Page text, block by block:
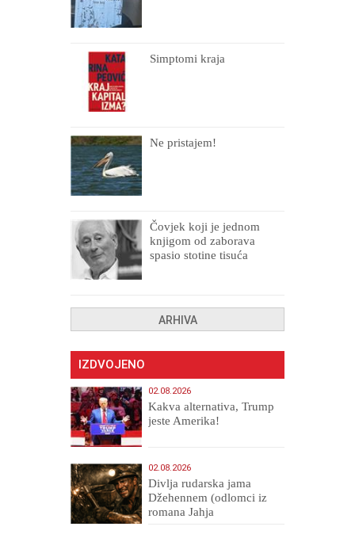
Simptomi kraja
Ne pristajem!
Čovjek koji je jednom
knjigom od zaborava
spasio stotine tisuća
ARHIVA
IZDVOJENO
02.08.2026
Kakva alternativa, Trump
jeste Amerika!
02.08.2026
Divlja rudarska jama
Džehennem (odlomci iz
romana Jahja